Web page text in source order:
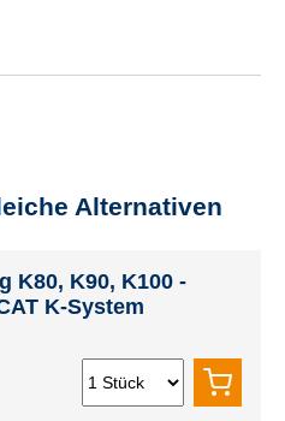
Alternativen
K80, K90, K100 -
K-System